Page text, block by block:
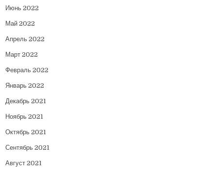
Июнь 2022
Май 2022
Апрель 2022
Март 2022
Февраль 2022
Январь 2022
Декабрь 2021
Ноябрь 2021
Октябрь 2021
Сентябрь 2021
Август 2021